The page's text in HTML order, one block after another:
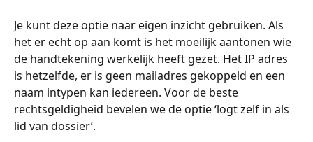
Je kunt deze optie naar eigen inzicht gebruiken. Als
het er echt op aan komt is het moeilijk aantonen wie
de handtekening werkelijk heeft gezet. Het IP adres
is hetzelfde, er is geen mailadres gekoppeld en een
naam intypen kan iedereen. Voor de beste
rechtsgeldigheid bevelen we de optie ‘logt zelf in als
lid van dossier’.